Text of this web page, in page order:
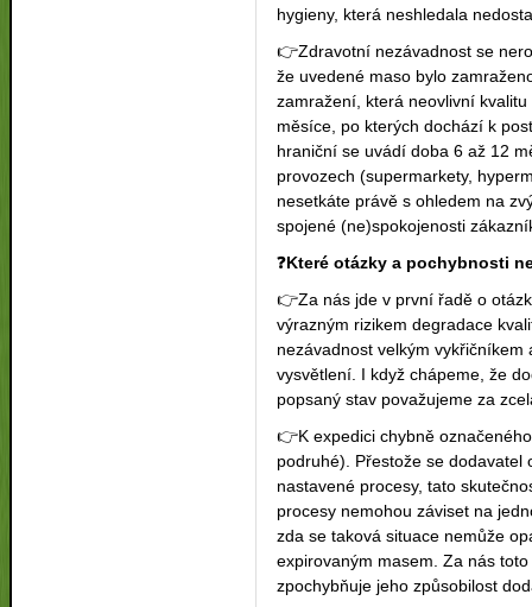
hygieny, která neshledala
👉Zdravotní nezávadnost se
že uvedené maso bylo
zamražení, která neovlivní
měsíce, po kterých dochází k
hraniční se uvádí doba 6 až 12
provozech (supermarkety,
nesetkáte právě s ohledem na
spojené (ne)spokojenosti
❓️Které otázky a pochybnosti
👉Za nás jde v první řadě o
výrazným rizikem degradace
nezávadnost velkým
vysvětlení. I když chápeme, že
popsaný stav považujeme za
👉K expedici chybně
podruhé). Přestože se
nastavené procesy, tato
procesy nemohou záviset na
zda se taková situace nemůže
expirovaným masem. Za nás
zpochybňuje jeho způsobilost